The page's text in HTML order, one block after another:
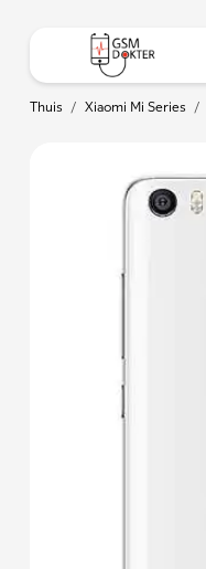
Thuis / Xiaomi Mi Series /